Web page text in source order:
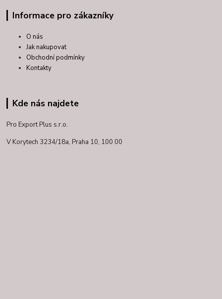
Informace pro zákazníky
O nás
Jak nakupovat
Obchodní podmínky
Kontakty
Kde nás najdete
Pro Export Plus s.r.o.
V Korytech 3234/18a, Praha 10, 100 00